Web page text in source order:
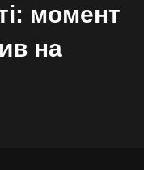
момент
на